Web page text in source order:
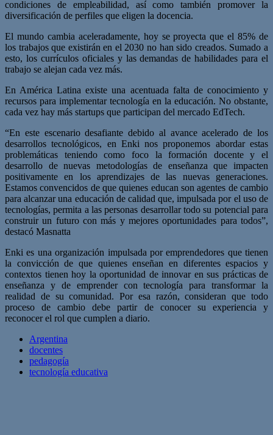
condiciones de empleabilidad, así como también promover la
diversificación de perfiles que eligen la docencia.
El mundo cambia aceleradamente, hoy se proyecta que el 85% de
los trabajos que existirán en el 2030 no han sido creados. Sumado a
esto, los currículos oficiales y las demandas de habilidades para el
trabajo se alejan cada vez más.
En América Latina existe una acentuada falta de conocimiento y
recursos para implementar tecnología en la educación. No obstante,
cada vez hay más startups que participan del mercado EdTech.
“En este escenario desafiante debido al avance acelerado de los
desarrollos tecnológicos, en Enki nos proponemos abordar estas
problemáticas teniendo como foco la formación docente y el
desarrollo de nuevas metodologías de enseñanza que impacten
positivamente en los aprendizajes de las nuevas generaciones.
Estamos convencidos de que quienes educan son agentes de cambio
para alcanzar una educación de calidad que, impulsada por el uso de
tecnologías, permita a las personas desarrollar todo su potencial para
construir un futuro con más y mejores oportunidades para todos”,
destacó Masnatta
Enki es una organización impulsada por emprendedores que tienen
la convicción de que quienes enseñan en diferentes espacios y
contextos tienen hoy la oportunidad de innovar en sus prácticas de
enseñanza y de emprender con tecnología para transformar la
realidad de su comunidad. Por esa razón, consideran que todo
proceso de cambio debe partir de conocer su experiencia y
reconocer el rol que cumplen a diario.
Argentina
docentes
pedagogía
tecnología educativa